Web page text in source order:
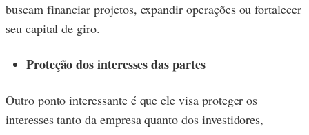
buscam financiar projetos, expandir operações ou fortalecer
seu capital de giro.
Proteção dos interesses das partes
Outro ponto interessante é que ele visa proteger os
interesses tanto da empresa quanto dos investidores,